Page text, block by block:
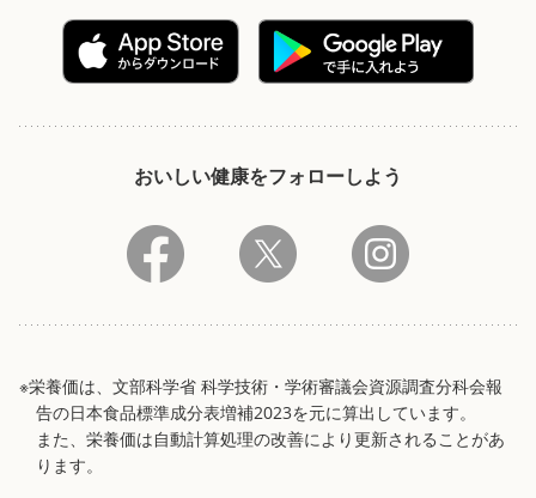
おいしい健康をフォローしよう
※栄養価は、文部科学省 科学技術・学術審議会資源調査分科会報
告の日本食品標準成分表増補2023を元に算出しています。
また、栄養価は自動計算処理の改善により更新されることがあ
ります。